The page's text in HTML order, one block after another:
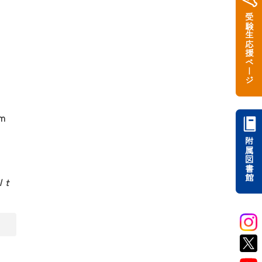
t
受験生応援ページ
附属図書館